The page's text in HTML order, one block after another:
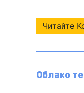
Читайте
Облако